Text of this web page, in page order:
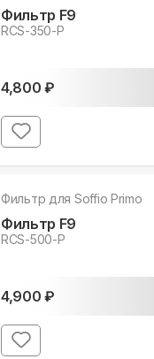
Фильтр F9
RCS-350-P
4,800 ₽
Фильтр для Soffio Primo
Фильтр F9
RCS-500-P
4,900 ₽